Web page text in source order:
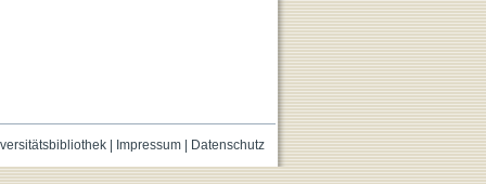
| Impressum| Datenschutz